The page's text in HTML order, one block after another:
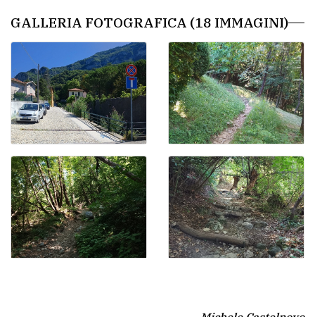
GALLERIA FOTOGRAFICA (18 IMMAGINI)